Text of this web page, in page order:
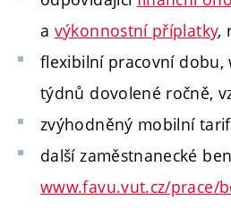
a výkonnostní příplatky,
flexibilní pracovní dobu,
týdnů dovolené ročně,
zvýhodněný mobilní
další zaměstnanecké
www.favu.vut.cz/prace/